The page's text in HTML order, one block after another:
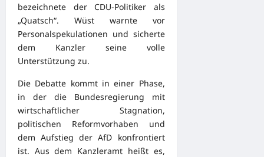
bezeichnete der CDU-Politiker als
„Quatsch“. Wüst warnte vor
Personalspekulationen und sicherte
dem Kanzler seine volle
Unterstützung zu.
Die Debatte kommt in einer Phase,
in der die Bundesregierung mit
wirtschaftlicher Stagnation,
politischen Reformvorhaben und
dem Aufstieg der AfD konfrontiert
ist. Aus dem Kanzleramt heißt es,